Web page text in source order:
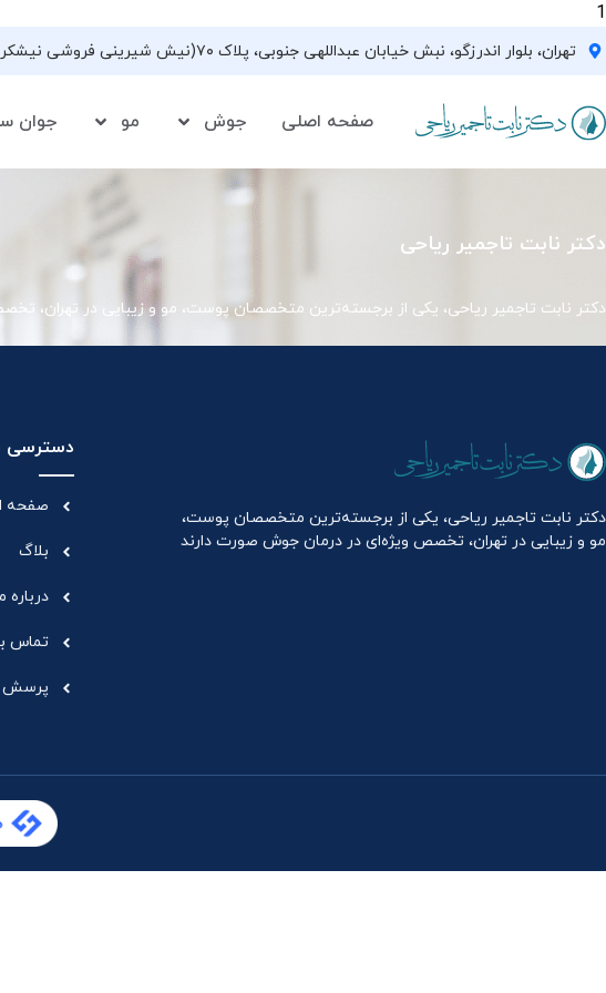
1
تهران، بلوار اندرزگو، نبش خیابان عبداللهی جنوبی، پلاک ۷۰(نیش شیرینی فروشی نیشکر)، واحد ۳۳ ، طبقه ۵
صفحه اصلی جوش مو جوان
دکتر نابت تاجمیر ریاحی
دکتر نابت تاجمیر ریاحی، یکی از برجسته‌ترین متخصصان پوست، مو و زیبایی در تهران،
دکتر نابت تاجمیر ریاحی، یکی از برجسته‌ترین متخصصان پوست،
مو و زیبایی در تهران، تخصص ویژه‌ای در درمان جوش صورت دارند
دسترسی
صفحه
بلاگ
درباره
تماس
پرسش